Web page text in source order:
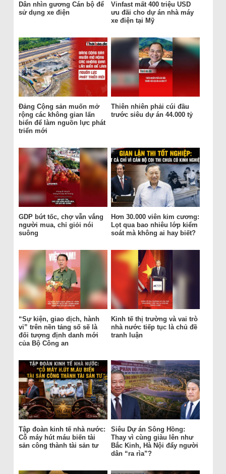
Dân nhìn gương Cán bộ để
sử dụng xe điện
Vinfast mất 400 triệu USD
ưu đãi cho dự án nhà máy
xe điện tại Mỹ
Đảng Cộng sản muốn mở
rộng các không gian lấn
biển để làm nguồn lực phát
triển mới
Thiên nhiên phải cúi đầu
trước siêu dự án 44.000 tỷ
GDP bứt tốc, chợ vẫn vắng
người mua, chỉ giỏi nói
suông
Hơn 30.000 viên kim cương:
Lọt qua bao nhiêu lớp kiểm
soát mà không ai hay biết?
“Sự kiện, giao dịch, hành
vi” trên nền tảng số sẽ là
đối tượng định danh mới
của Bộ Công an
Kinh tế thị trường và vai trò
nhà nước tiếp tục là chủ đề
tranh luận
Tập đoàn kinh tế nhà nước:
Cỗ máy hút máu biến tài
sản công thành tài sản tư
Siêu Dự án Sông Hồng:
Thay vì cùng giàu lên như
Bắc Kinh, Hà Nội đẩy người
dân “ra rìa”?